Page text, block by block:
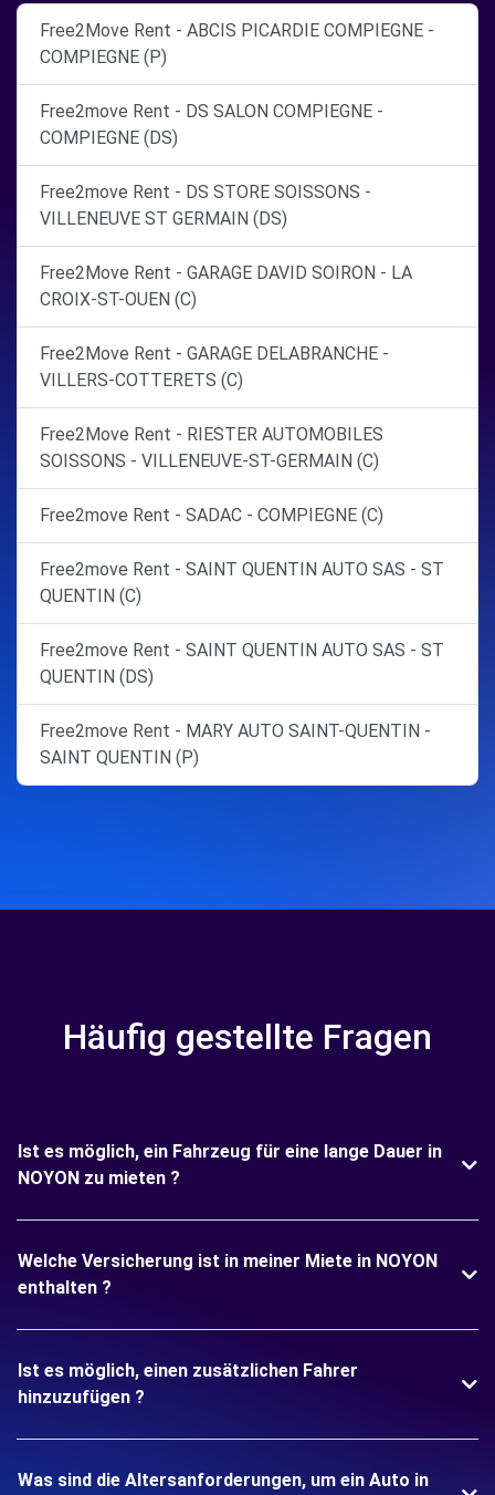
Free2Move Rent - ABCIS PICARDIE COMPIEGNE -
COMPIEGNE (P)
Free2move Rent - DS SALON COMPIEGNE -
COMPIEGNE (DS)
Free2move Rent - DS STORE SOISSONS -
VILLENEUVE ST GERMAIN (DS)
Free2Move Rent - GARAGE DAVID SOIRON - LA
CROIX-ST-OUEN (C)
Free2Move Rent - GARAGE DELABRANCHE -
VILLERS-COTTERETS (C)
Free2Move Rent - RIESTER AUTOMOBILES
SOISSONS - VILLENEUVE-ST-GERMAIN (C)
Free2move Rent - SADAC - COMPIEGNE (C)
Free2move Rent - SAINT QUENTIN AUTO SAS - ST
QUENTIN (C)
Free2move Rent - SAINT QUENTIN AUTO SAS - ST
QUENTIN (DS)
Free2move Rent - MARY AUTO SAINT-QUENTIN -
SAINT QUENTIN (P)
Häufig gestellte Fragen
Ist es möglich, ein Fahrzeug für eine lange Dauer in
NOYON zu mieten ?
Welche Versicherung ist in meiner Miete in NOYON
enthalten ?
Ist es möglich, einen zusätzlichen Fahrer
hinzuzufügen ?
Was sind die Altersanforderungen, um ein Auto in